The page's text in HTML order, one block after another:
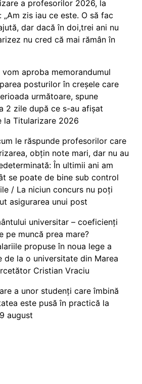
a profesorilor 2026, la
„Am zis iau ce este. O să fac
dar dacă în doi,trei ani nu
nu cred că mai rămân în
aproba memorandumul
posturilor în creșele care
următoare, spune
2 zile după ce s-au afișat
la Titularizare 2026
le răspunde profesorilor care
obțin note mari, dar nu au
În ultimii ani am
se poate de bine sub control
/ La niciun concurs nu poți
asigurarea unui post
universitar – coeficienți
pe muncă prea mare?
propuse în noua lege a
de la o universitate din Marea
Cristian Vraciu
a unor studenți care îmbină
este pusă în practică la
august